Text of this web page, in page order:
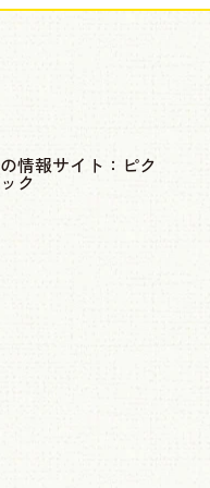
情報サイト：ピク
ク